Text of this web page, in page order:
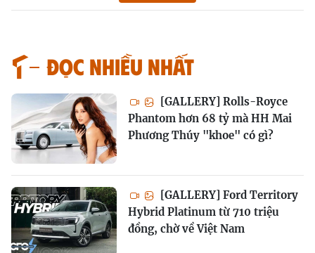
Đọc nhiều nhất
[GALLERY] Rolls-Royce
Phantom hơn 68 tỷ mà HH Mai
Phương Thúy "khoe" có gì?
[GALLERY] Ford Territory
Hybrid Platinum từ 710 triệu
đồng, chờ về Việt Nam